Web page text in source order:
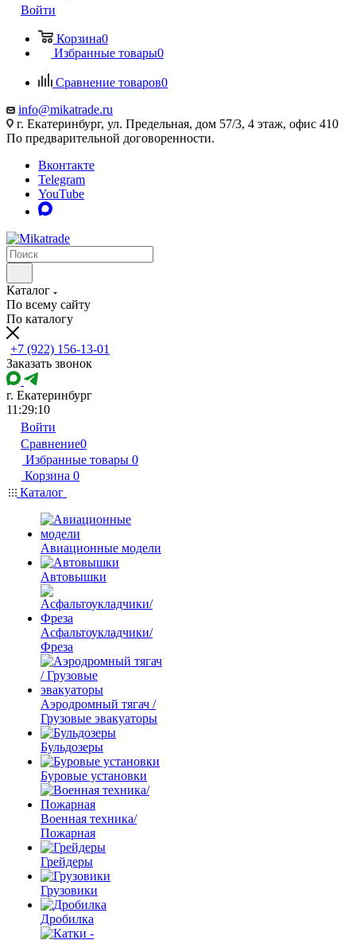
Войти
Корзина0
Избранные товары0
Сравнение товаров0
info@mikatrade.ru
г. Екатеринбург, ул. Предельная, дом 57/3, 4 этаж, офис 410
По предварительной договоренности.
Вконтакте
Telegram
YouTube
Каталог
По всему сайту
По каталогу
+7 (922) 156-13-01
Заказать звонок
г. Екатеринбург
11:29:10
Войти
Сравнение0
Избранные товары 0
Корзина 0
Каталог
Авиационные модели
Автовышки
Асфальтоукладчики/
Фреза
Аэродромный тягач /
Грузовые эвакуаторы
Бульдозеры
Буровые установки
Военная техника/
Пожарная
Грейдеры
Грузовики
Дробилка